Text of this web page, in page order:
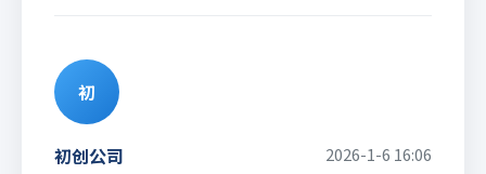
初
初创公司 2026-1-6 16:06